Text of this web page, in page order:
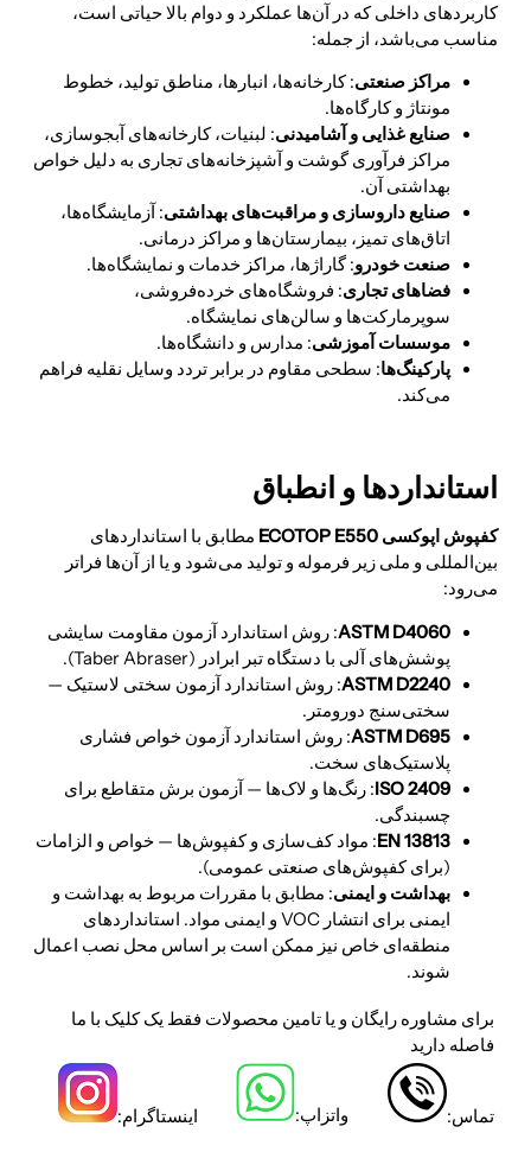
کاربردهای داخلی که در آن‌ها عملکرد و دوام بالا حیاتی است،
مناسب می‌باشد، از جمله:
مراکز صنعتی: کارخانه‌ها، انبارها، مناطق تولید، خطوط
مونتاژ و کارگاه‌ها.
صنایع غذایی و آشامیدنی: لبنیات، کارخانه‌های آبجوسازی،
مراکز فرآوری گوشت و آشپزخانه‌های تجاری به دلیل خواص
بهداشتی آن.
صنایع داروسازی و مراقبت‌های بهداشتی: آزمایشگاه‌ها،
اتاق‌های تمیز، بیمارستان‌ها و مراکز درمانی.
صنعت خودرو: گاراژها، مراکز خدمات و نمایشگاه‌ها.
فضاهای تجاری: فروشگاه‌های خرده‌فروشی،
سوپرمارکت‌ها و سالن‌های نمایشگاه.
موسسات آموزشی: مدارس و دانشگاه‌ها.
پارکینگ‌ها: سطحی مقاوم در برابر تردد وسایل نقلیه فراهم
می‌کند.
استانداردها و انطباق
کفپوش اپوکسی ECOTOP E550
مطابق با استانداردهای
بین‌المللی و ملی زیر فرموله و تولید می‌شود و یا از آن‌ها فراتر
می‌رود:
ASTM D4060: روش استاندارد آزمون مقاومت سایشی
پوشش‌های آلی با دستگاه تبر ابرادر (Taber Abraser).
ASTM D2240: روش استاندارد آزمون سختی لاستیک —
سختی‌سنج دورومتر.
ASTM D695: روش استاندارد آزمون خواص فشاری
پلاستیک‌های سخت.
ISO 2409: رنگ‌ها و لاک‌ها — آزمون برش متقاطع برای
چسبندگی.
EN 13813: مواد کف‌سازی و کفپوش‌ها — خواص و الزامات
(برای کفپوش‌های صنعتی عمومی).
بهداشت و ایمنی: مطابق با مقررات مربوط به بهداشت و
ایمنی برای انتشار VOC و ایمنی مواد. استانداردهای
منطقه‌ای خاص نیز ممکن است بر اساس محل نصب اعمال
شوند.
برای مشاوره رایگان و یا تامین محصولات فقط یک کلیک با ما
فاصله دارید
تماس: واتزاپ: اینستاگرام: